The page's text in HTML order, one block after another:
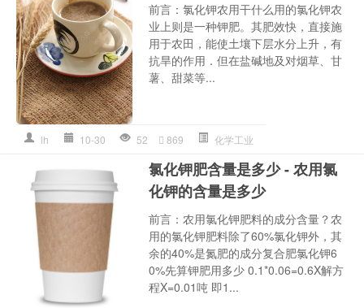
前言：氯化钾农用干什么用的氯化钾农
业上则是一种钾肥。其肥效快，直接施
用于农田，能使土壤下层水分上升，有
抗旱的作用．但在盐碱地及对烟草、甘
薯、甜菜等...
lh 10-30 52 869 化学工业
氯化钾肥含量是多少 - 农用氯
化钾的含量是多少
前言：农用氯化钾肥料的成分含量？农
用的氯化钾肥料除了60%氯化钾外，其
余的40%是氮肥的成分复合肥氯化钾6
0%先算钾肥用多少 0.1*0.06=0.6X解方
程X=0.01吨 即1...